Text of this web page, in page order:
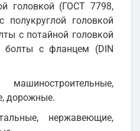
головкой (ГОСТ 7798,
головкой
с потайной головкой
с фланцем (DIN
дорожные.
нержавеющие,